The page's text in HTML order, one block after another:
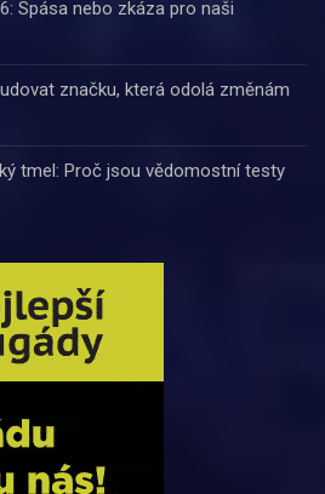
Spása nebo zkáza pro naši
značku, která odolá změnám
tmel: Proč jsou vědomostní testy